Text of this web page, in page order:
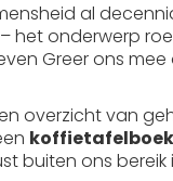
al
onderwerp
Greer ons
overzicht van
buiten ons bereik